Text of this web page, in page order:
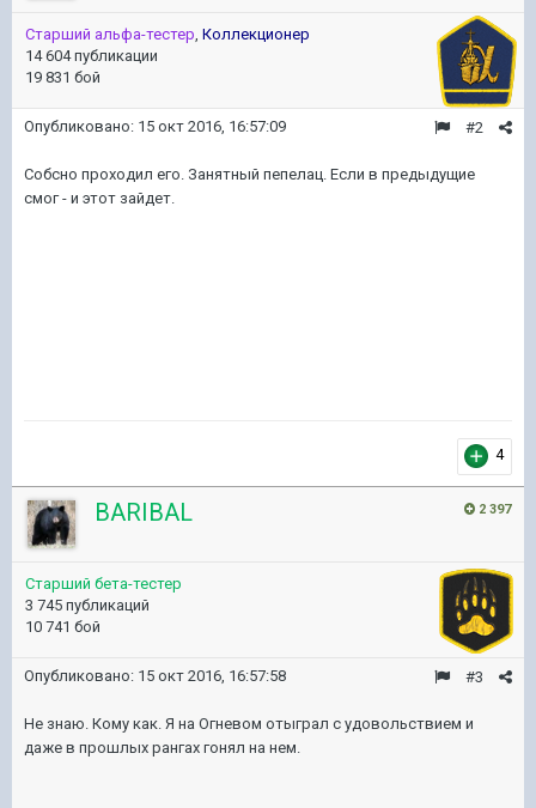
Старший альфа-тестер, Коллекционер
14 604 публикации
19 831 бой
#2
Опубликовано: 15 окт 2016, 16:57:09
Собсно проходил его. Занятный пепелац. Если в предыдущие
смог - и этот зайдет.
4
2 397
BARIBAL
Старший бета-тестер
3 745 публикаций
10 741 бой
#3
Опубликовано: 15 окт 2016, 16:57:58
Не знаю. Кому как. Я на Огневом отыграл с удовольствием и
даже в прошлых рангах гонял на нем.